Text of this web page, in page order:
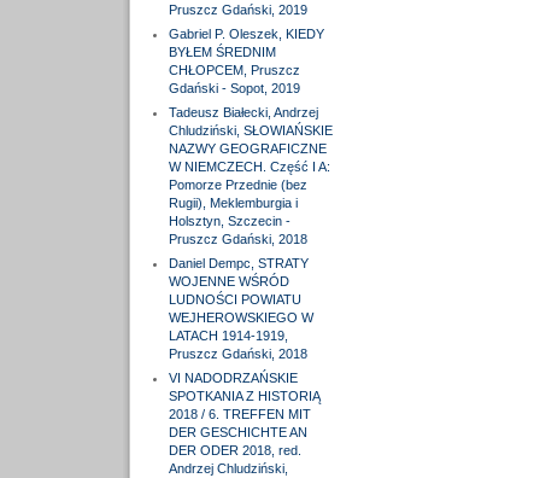
Pruszcz Gdański, 2019
Gabriel P. Oleszek, KIEDY
BYŁEM ŚREDNIM
CHŁOPCEM, Pruszcz
Gdański - Sopot, 2019
Tadeusz Białecki, Andrzej
Chludziński, SŁOWIAŃSKIE
NAZWY GEOGRAFICZNE
W NIEMCZECH. Część I A:
Pomorze Przednie (bez
Rugii), Meklemburgia i
Holsztyn, Szczecin -
Pruszcz Gdański, 2018
Daniel Dempc, STRATY
WOJENNE WŚRÓD
LUDNOŚCI POWIATU
WEJHEROWSKIEGO W
LATACH 1914-1919,
Pruszcz Gdański, 2018
VI NADODRZAŃSKIE
SPOTKANIA Z HISTORIĄ
2018 / 6. TREFFEN MIT
DER GESCHICHTE AN
DER ODER 2018, red.
Andrzej Chludziński,